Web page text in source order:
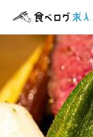
食べログ求人TOP